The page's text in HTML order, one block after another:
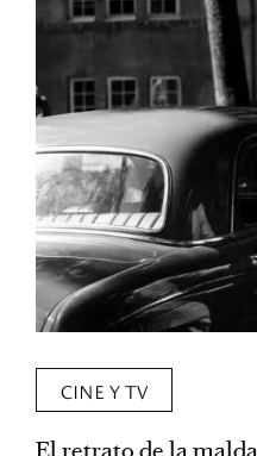
CINE Y TV
El retrato de la